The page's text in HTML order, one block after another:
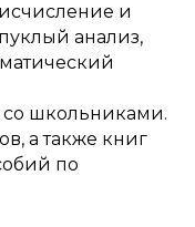
и
анализ,
со школьниками.
а также книг
по